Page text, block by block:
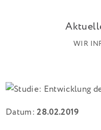
WIR
Datum:28.02.2019